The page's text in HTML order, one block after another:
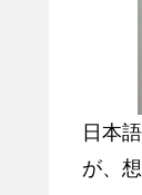
日本
が、